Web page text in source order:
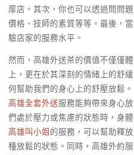
摩店。其次，你也可以透過問問
價格、技師的素質等等。最後，
驗店家的服務水平。
然而，高雄外送茶的價值不僅僅
上，更在於其深刻的情緒上的舒
何幫助我們的身心上的舒壓放鬆。
高雄全套外送服務能夠帶來身心
們處於壓力或焦慮的狀態時，身
高雄叫小姐 的服務，可以幫助釋
種放鬆的狀態。同時，高雄外約